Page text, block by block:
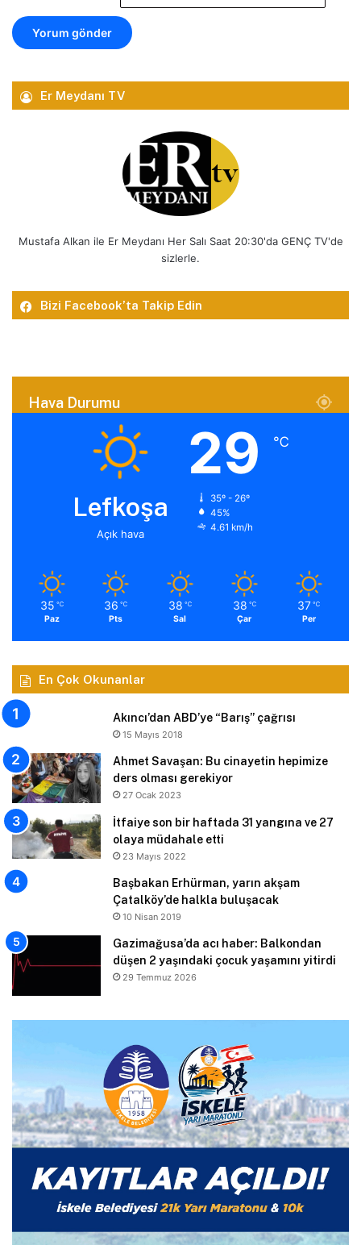
Er Meydanı TV
Mustafa Alkan ile Er Meydanı Her Salı Saat 20:30'da GENÇ TV'de
sizlerle.
Bizi Facebook’ta Takip Edin
Hava Durumu
Lefkoşa
Açık hava
29 ℃
35º - 26º
45%
4.61 km/h
35 ℃
Paz
36 ℃
Pts
38 ℃
Sal
38 ℃
Çar
37 ℃
Per
En Çok Okunanlar
Akıncı’dan ABD’ye “Barış” çağrısı
15 Mayıs 2018
Ahmet Savaşan: Bu cinayetin hepimize
ders olması gerekiyor
27 Ocak 2023
İtfaiye son bir haftada 31 yangına ve 27
olaya müdahale etti
23 Mayıs 2022
Başbakan Erhürman, yarın akşam
Çatalköy’de halkla buluşacak
10 Nisan 2019
Gazimağusa’da acı haber: Balkondan
düşen 2 yaşındaki çocuk yaşamını yitirdi
29 Temmuz 2026